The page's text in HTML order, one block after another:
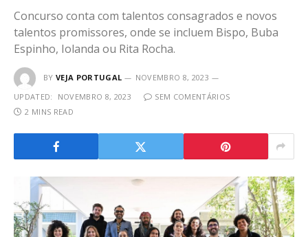
Concurso conta com talentos consagrados e novos
talentos promissores, onde se incluem Bispo, Buba
Espinho, Iolanda ou Rita Rocha.
BY VEJA PORTUGAL
NOVEMBRO 8, 2023
UPDATED:
NOVEMBRO 8, 2023
SEM COMENTÁRIOS
2 MINS READ